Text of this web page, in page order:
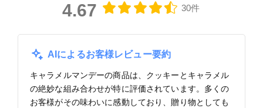
4.67 30件
AIによるお客様レビュー要約
キャラメルマンデーの商品は、クッキーとキャラメル
の絶妙な組み合わせが特に評価されています。多くの
お客様がその味わいに感動しており、贈り物としても